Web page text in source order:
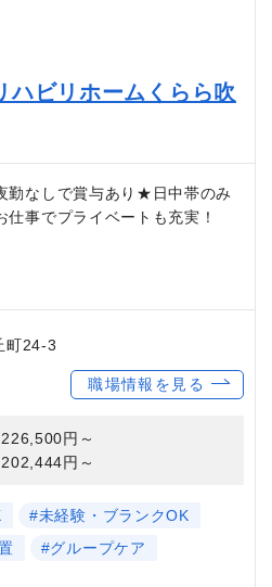
ハビリホームくらら吹
勤なしで賞与あり★日中帯のみ
仕事でプライベートも充実！
町24-3
職場情報を見る
円～
円～
#未経験・ブランクOK
#グループケア